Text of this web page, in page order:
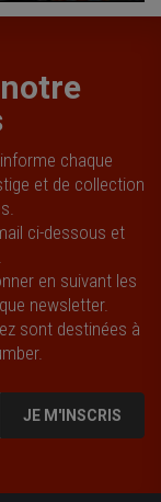
chaque
et de collection
ci-dessous et
.
en suivant les
newsletter.
sont destinées à
JE M'INSCRIS